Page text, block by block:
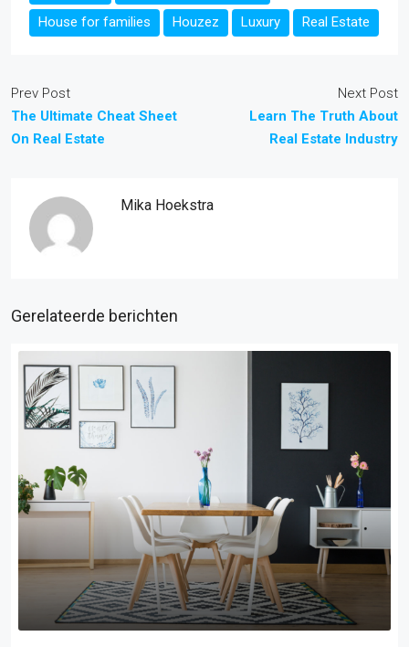
House for families
Houzez Luxury Real Estate
Prev Post
The Ultimate Cheat Sheet
On Real Estate
Next Post
Learn The Truth About
Real Estate Industry
Mika Hoekstra
Gerelateerde berichten